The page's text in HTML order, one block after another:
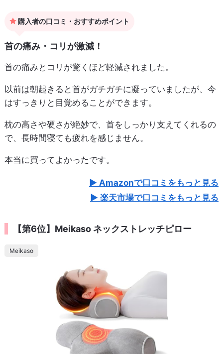
購入者の口コミ・おすすめポイント
首の痛み・コリが激減！
首の痛みとコリが驚くほど軽減されました。
以前は朝起きると首がガチガチに凝っていましたが、今
はすっきりと目覚めることができます。
枕の高さや硬さが絶妙で、首をしっかり支えてくれるの
で、長時間寝ても疲れを感じません。
本当に買ってよかったです。
Amazonで口コミをもっと見る
楽天市場で口コミをもっと見る
【第6位】Meikaso ネックストレッチピロー
Meikaso